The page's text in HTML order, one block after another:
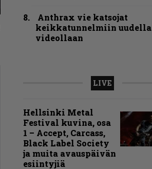
Anthrax vie katsojat
keikkatunnelmiin uudella
videollaan
LIVE
Hellsinki Metal
Festival kuvina, osa
1 – Accept, Carcass,
Black Label Society
ja muita avauspäivän
esiintyjiä